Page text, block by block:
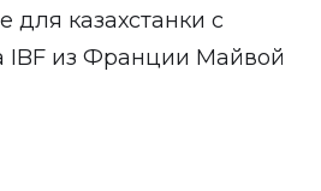
для казахстанки с
IBF из Франции Майвой